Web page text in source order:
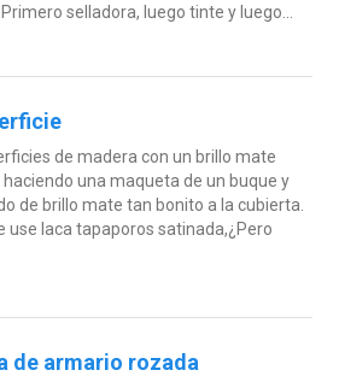
selladora, luego tinte y luego...
de madera con un brillo mate
una maqueta de un buque y
de brillo mate tan bonito a la cubierta.
use laca tapaporos satinada,¿Pero
de armario rozada